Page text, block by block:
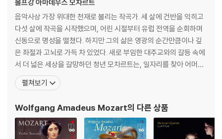
- 배리 코스키는 이 작품에 오랫동안 덧씌워져 온 낭만적 환상을 제거했다.
돈 조반니는 더 이상 동경의 대상이 아니다. 그는 끊임없이 욕망을 투사하
고, 그 욕망을 통해 자신을 유지하려는, 일종의 섹스 중독자다. 사랑은 감정
이 아니라 반복되는 행위이며, 관계는 교감이 아니라 소비에 가깝다. 코스
키는 구체적인 시대나 장소를 암시하는 장치도 제거하고 어둡고 추상적인
공간을 제시한다. 이 공간은 인물들의 행동과 관계를 적나라하게 드러내는
실험실 같다. 장식이 사라진 자리에는 몸과 움직임, 그리고 인물들 사이의
물로 재구성된다. 특히 ‘카탈로그 노래’에서 드러나는 수많은 정복의 기록
은 반복과 집착이 만들어내는 공허를 강조한다. 여성 캐릭터인 돈나 안나,
돈나 엘비라, 체를리나는 욕망의 구조 속에서 서로 다른 방식으로 반응하
볼프강 아마데우스 모차르트
음악사상 가장 위대한 천재로 불리는 작곡가. 세 살에 건반을 익히고
다섯 살에 작곡을 시작했으며, 어린 시절부터 유럽 전역을 순회하며
신동으로 명성을 떨쳤다. 하지만 그의 삶은 영광의 순간만큼이나 깊
은 좌절과 고뇌로 가득 차 있었다. 새로 부임한 대주교와의 갈등 속에
서 더 넓은 세상을 갈망하던 청년 모차르트는, 일자리를 찾아 어머니
와 함께 만하임과 파리로 긴 여행을 떠난다. 그러나 그를 기다리고 있
던 것은 첫사랑의 배신과, 낯선 도시 파리에서 마주한 어머니의 비극
의 순간, 모차르트는 자신의 가장 가까운 친구
펼쳐보기
Wolfgang Amadeus Mozart의 다른 상품